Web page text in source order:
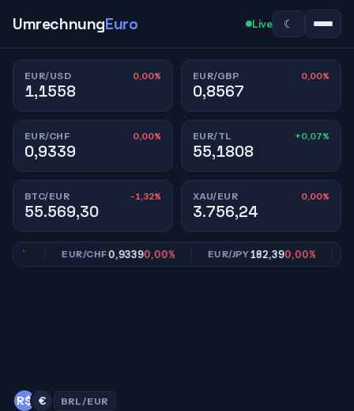
UmrechnungEuro Live ☾
EUR/USD 0,00%
1,1558
EUR/GBP 0,00%
0,8567
EUR/CHF 0,00%
0,9339
EUR/TL +0,07%
55,1808
BTC/EUR -1,32%
55.569,30
XAU/EUR 0,00%
3.756,24
EUR/CHF0,93390,00% EUR/JPY182,390,00%
R$ € BRL/EUR